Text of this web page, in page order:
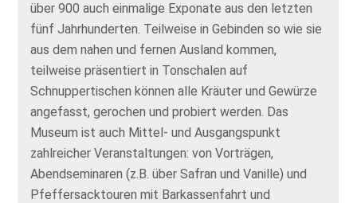
über 900 auch einmalige Exponate aus den letzten
fünf Jahrhunderten. Teilweise in Gebinden so wie sie
aus dem nahen und fernen Ausland kommen,
teilweise präsentiert in Tonschalen auf
Schnuppertischen können alle Kräuter und Gewürze
angefasst, gerochen und probiert werden. Das
Museum ist auch Mittel- und Ausgangspunkt
zahlreicher Veranstaltungen: von Vorträgen,
Abendseminaren (z.B. über Safran und Vanille) und
Pfeffersacktouren mit Barkassenfahrt und